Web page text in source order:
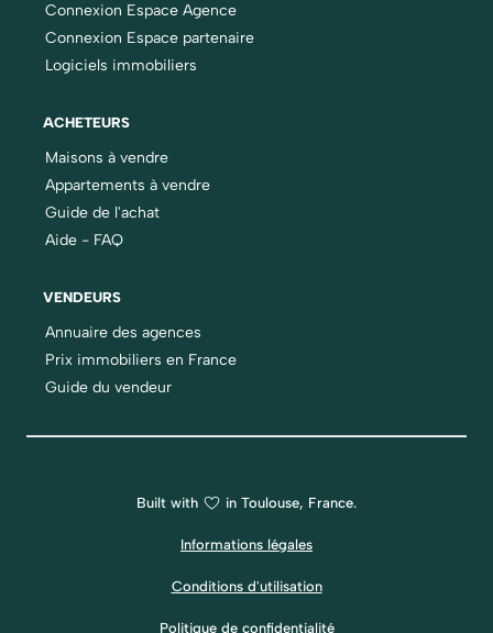
Connexion Espace Agence
Connexion Espace partenaire
Logiciels immobiliers
ACHETEURS
Maisons à vendre
Appartements à vendre
Guide de l'achat
Aide - FAQ
VENDEURS
Annuaire des agences
Prix immobiliers en France
Guide du vendeur
Built with in Toulouse, France.
Informations légales
Conditions d'utilisation
Politique de confidentialité